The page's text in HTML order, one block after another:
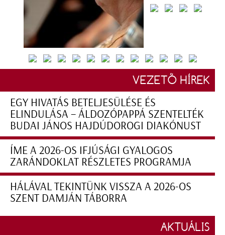
VEZETŐ HÍREK
EGY HIVATÁS BETELJESÜLÉSE ÉS
ELINDULÁSA – ÁLDOZÓPAPPÁ SZENTELTÉK
BUDAI JÁNOS HAJDÚDOROGI DIAKÓNUST
ÍME A 2026-OS IFJÚSÁGI GYALOGOS
ZARÁNDOKLAT RÉSZLETES PROGRAMJA
HÁLÁVAL TEKINTÜNK VISSZA A 2026-OS
SZENT DAMJÁN TÁBORRA
AKTUÁLIS